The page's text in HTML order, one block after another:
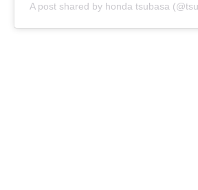
A post shared by honda tsubasa